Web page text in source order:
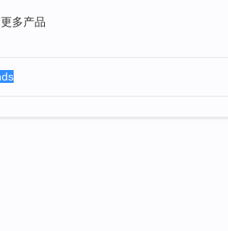
更多产品